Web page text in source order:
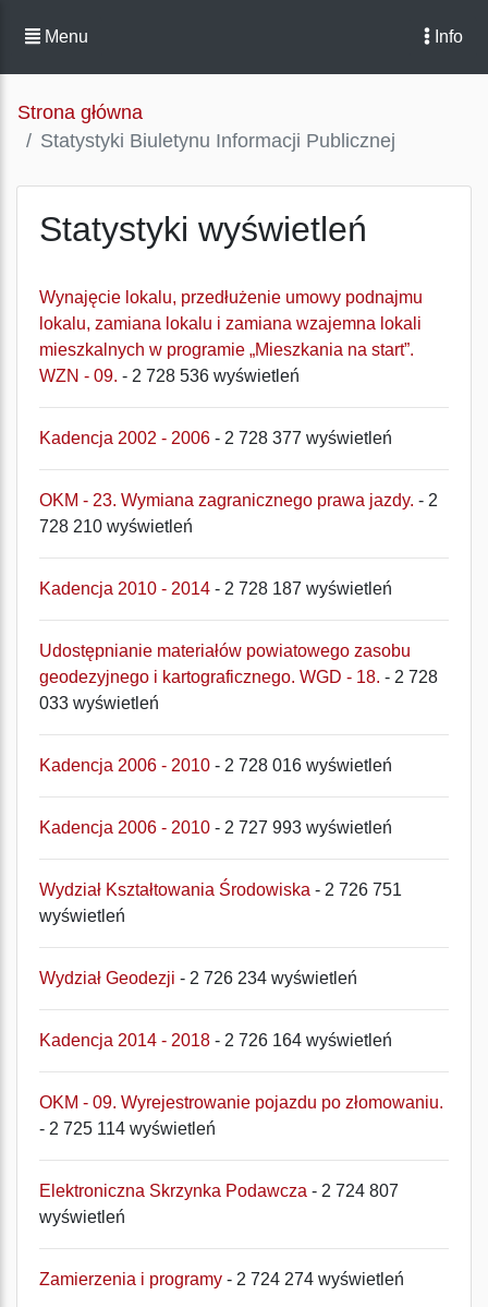
Menu Info
Strona główna
Statystyki Biuletynu Informacji Publicznej
Statystyki wyświetleń
Wynajęcie lokalu, przedłużenie umowy podnajmu
lokalu, zamiana lokalu i zamiana wzajemna lokali
mieszkalnych w programie „Mieszkania na start”.
WZN - 09. - 2 728 536 wyświetleń
Kadencja 2002 - 2006 - 2 728 377 wyświetleń
OKM - 23. Wymiana zagranicznego prawa jazdy. - 2
728 210 wyświetleń
Kadencja 2010 - 2014 - 2 728 187 wyświetleń
Udostępnianie materiałów powiatowego zasobu
geodezyjnego i kartograficznego. WGD - 18. - 2 728
033 wyświetleń
Kadencja 2006 - 2010 - 2 728 016 wyświetleń
Kadencja 2006 - 2010 - 2 727 993 wyświetleń
Wydział Kształtowania Środowiska - 2 726 751
wyświetleń
Wydział Geodezji - 2 726 234 wyświetleń
Kadencja 2014 - 2018 - 2 726 164 wyświetleń
OKM - 09. Wyrejestrowanie pojazdu po złomowaniu.
- 2 725 114 wyświetleń
Elektroniczna Skrzynka Podawcza - 2 724 807
wyświetleń
Zamierzenia i programy - 2 724 274 wyświetleń